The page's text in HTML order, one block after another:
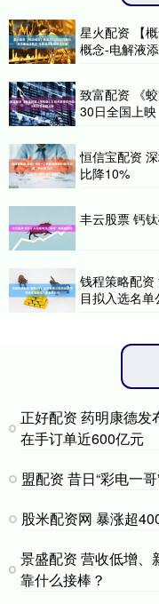
星火配资 【
概念-电解液
致富配资 《
30日全国上映
恒信宝配资
比降10%
丰云股票 钙
钱程策略配资
目拟入选名单
正好配资 药明康德
在手订单近600亿元
盟配资 昔日“彩电一
股米配资网 暴涨超
景盛配资 营收低增、
靠什么接棒？